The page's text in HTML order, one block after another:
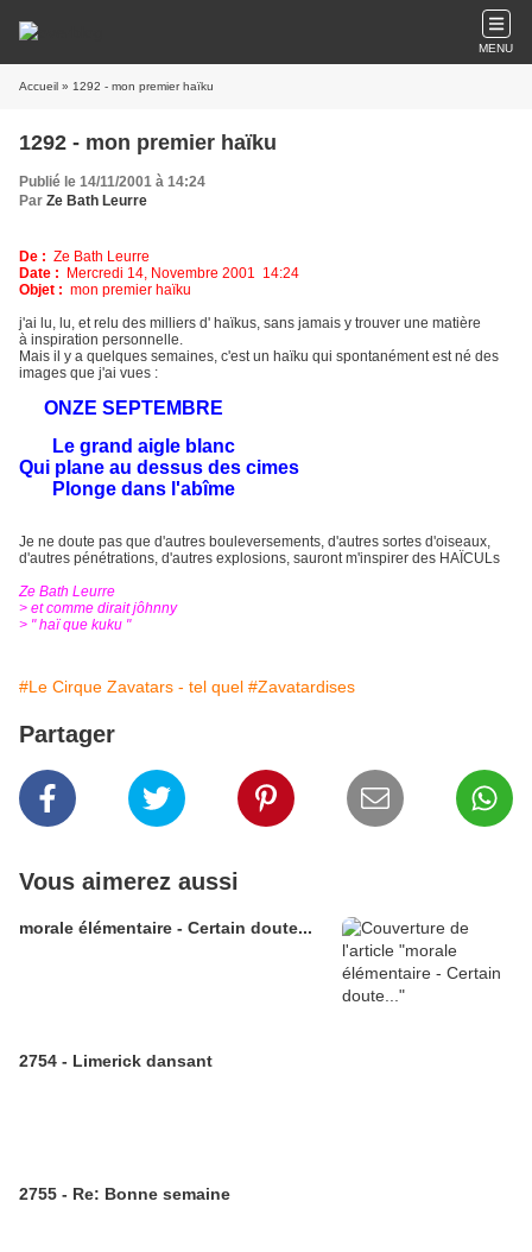
MENU
Accueil » 1292 - mon premier haïku
1292 - mon premier haïku
Publié le 14/11/2001 à 14:24
Par Ze Bath Leurre
De : Ze Bath Leurre
Date : Mercredi 14, Novembre 2001 14:24
Objet : mon premier haïku
j'ai lu, lu, et relu des milliers d' haïkus, sans jamais y trouver une matière
à inspiration personnelle.
Mais il y a quelques semaines, c'est un haïku qui spontanément est né des
images que j'ai vues :
ONZE SEPTEMBRE
Le grand aigle blanc
Qui plane au dessus des cimes
Plonge dans l'abîme
Je ne doute pas que d'autres bouleversements, d'autres sortes d'oiseaux,
d'autres pénétrations, d'autres explosions, sauront m'inspirer des HAÏCULs
Ze Bath Leurre
> et comme dirait jôhnny
> " haï que kuku "
#Le Cirque Zavatars - tel quel #Zavatardises
Partager
Vous aimerez aussi
morale élémentaire - Certain doute...
2754 - Limerick dansant
2755 - Re: Bonne semaine